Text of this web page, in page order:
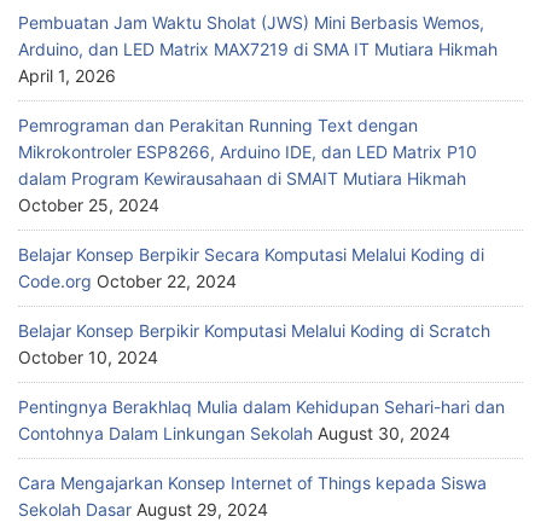
Pembuatan Jam Waktu Sholat (JWS) Mini Berbasis Wemos,
Arduino, dan LED Matrix MAX7219 di SMA IT Mutiara Hikmah
April 1, 2026
Pemrograman dan Perakitan Running Text dengan
Mikrokontroler ESP8266, Arduino IDE, dan LED Matrix P10
dalam Program Kewirausahaan di SMAIT Mutiara Hikmah
October 25, 2024
Belajar Konsep Berpikir Secara Komputasi Melalui Koding di
Code.org October 22, 2024
Belajar Konsep Berpikir Komputasi Melalui Koding di Scratch
October 10, 2024
Pentingnya Berakhlaq Mulia dalam Kehidupan Sehari-hari dan
Contohnya Dalam Linkungan Sekolah August 30, 2024
Cara Mengajarkan Konsep Internet of Things kepada Siswa
Sekolah Dasar August 29, 2024